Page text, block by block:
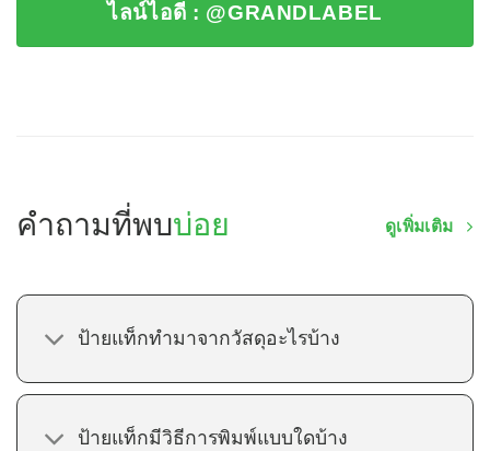
ไลน์ไอดี : @GRANDLABEL
คำถามที่พบบ่อย ดูเพิ่มเติม
ป้ายแท็กทำมาจากวัสดุอะไรบ้าง
ป้ายแท็กมีวิธีการพิมพ์แบบใดบ้าง